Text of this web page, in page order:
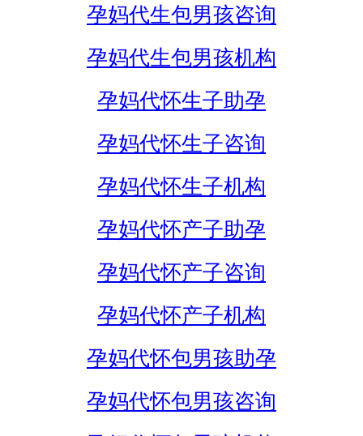
孕妈代生包男孩咨询
孕妈代生包男孩机构
孕妈代怀生子助孕
孕妈代怀生子咨询
孕妈代怀生子机构
孕妈代怀产子助孕
孕妈代怀产子咨询
孕妈代怀产子机构
孕妈代怀包男孩助孕
孕妈代怀包男孩咨询